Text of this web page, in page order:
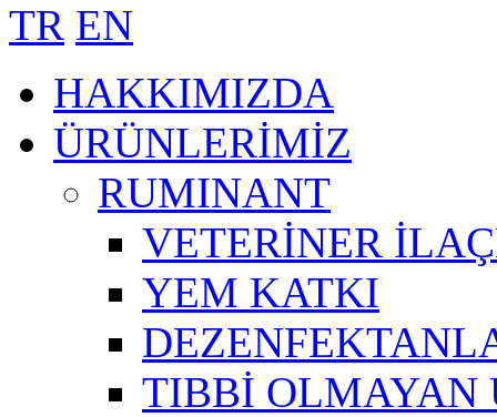
TR EN
HAKKIMIZDA
ÜRÜNLERİMİZ
RUMINANT
VETERİNER
YEM KATKI
TIBBİ OLMAYAN